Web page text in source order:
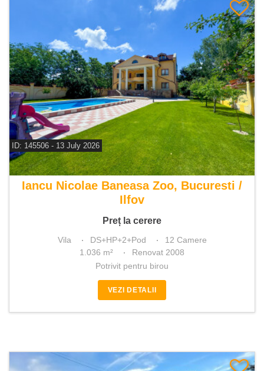
ID: 145506 - 13 July 2026
De vanzare vila 12 camere
Iancu Nicolae Baneasa Zoo, Bucuresti /
Ilfov
Preț la cerere
Vila DS+HP+2+Pod
12 Camere
1.036 m²
Renovat 2008
Potrivit pentru birou
VEZI DETALII